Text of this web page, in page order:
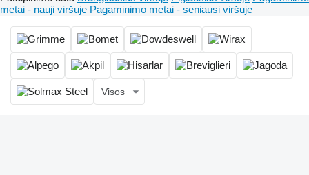
metai - nauji viršuje Pagaminimo metai - seniausi viršuje
Visos